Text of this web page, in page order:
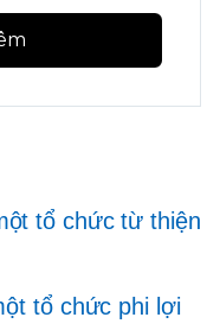
tổ chức từ thiện
tổ chức phi lợi